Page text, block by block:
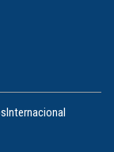
Internacional